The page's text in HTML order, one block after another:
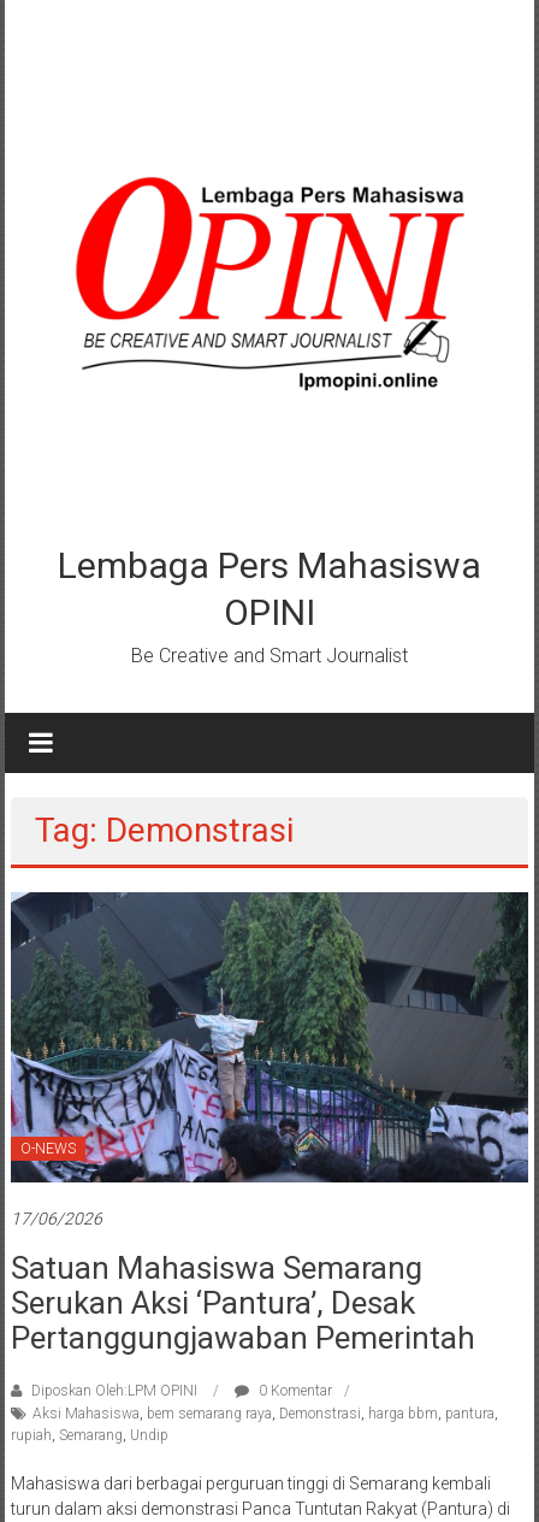
Lembaga Pers Mahasiswa
OPINI
Be Creative and Smart Journalist
Tag: Demonstrasi
O-NEWS
17/06/2026
Satuan Mahasiswa Semarang
Serukan Aksi ‘Pantura’, Desak
Pertanggungjawaban Pemerintah
Diposkan Oleh:LPM OPINI
0 Komentar
Aksi Mahasiswa, bem semarang raya, Demonstrasi, harga bbm, pantura,
rupiah, Semarang, Undip
Mahasiswa dari berbagai perguruan tinggi di Semarang kembali
turun dalam aksi demonstrasi Panca Tuntutan Rakyat (Pantura) di